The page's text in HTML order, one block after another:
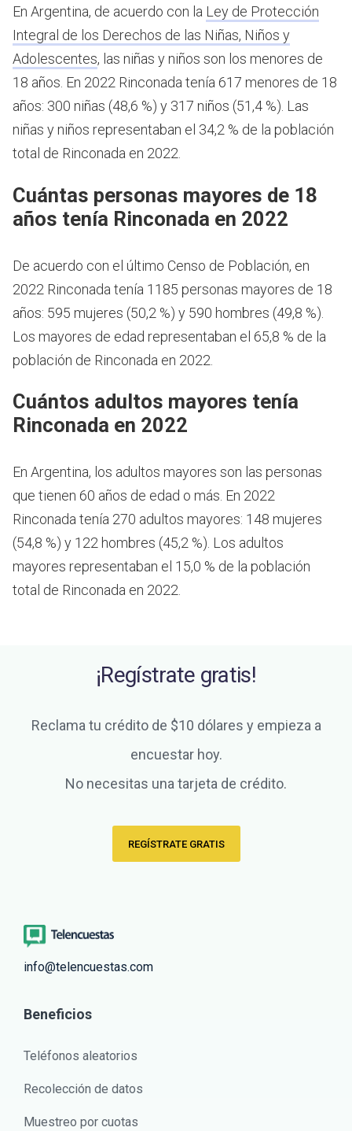
En Argentina, de acuerdo con la Ley de Protección
Integral de los Derechos de las Niñas, Niños y
Adolescentes, las niñas y niños son los menores de
18 años. En 2022 Rinconada tenía 617 menores de 18
años: 300 niñas (48,6 %) y 317 niños (51,4 %). Las
niñas y niños representaban el 34,2 % de la población
total de Rinconada en 2022.
Cuántas personas mayores de 18
años tenía Rinconada en 2022
De acuerdo con el último Censo de Población, en
2022 Rinconada tenía 1185 personas mayores de 18
años: 595 mujeres (50,2 %) y 590 hombres (49,8 %).
Los mayores de edad representaban el 65,8 % de la
población de Rinconada en 2022.
Cuántos adultos mayores tenía
Rinconada en 2022
En Argentina, los adultos mayores son las personas
que tienen 60 años de edad o más. En 2022
Rinconada tenía 270 adultos mayores: 148 mujeres
(54,8 %) y 122 hombres (45,2 %). Los adultos
mayores representaban el 15,0 % de la población
total de Rinconada en 2022.
¡Regístrate gratis!
Reclama tu crédito de $10 dólares y empieza a
encuestar hoy.
No necesitas una tarjeta de crédito.
REGÍSTRATE GRATIS
info@telencuestas.com
Beneficios
Teléfonos aleatorios
Recolección de datos
Muestreo por cuotas